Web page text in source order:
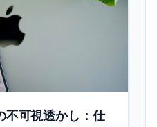
不可視透かし：仕